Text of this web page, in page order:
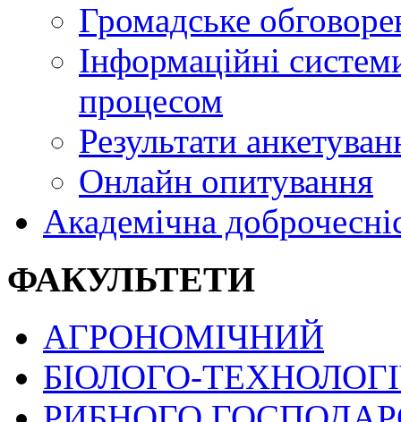
Громадське
Інформаційні
процесом
Результати
Онлайн опитування
Академічна
ФАКУЛЬТЕТИ
АГРОНОМІЧНИЙ
БІОЛОГО-